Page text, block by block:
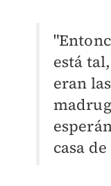
está
eran
casa